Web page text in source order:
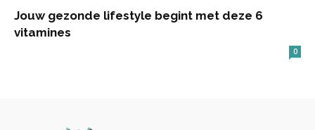
Jouw gezonde lifestyle begint met deze 6
vitamines
0